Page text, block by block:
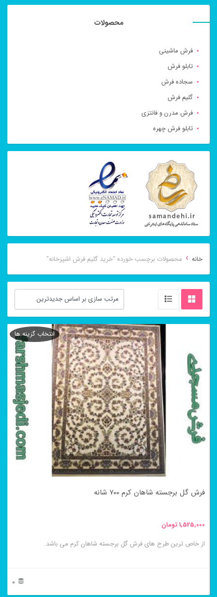
محصولات
فرش ماشینی
تابلو فرش
سجاده فرش
گلیم فرش
فرش مدرن و فانتزی
تابلو فرش چهره
خانه › محصولات برچسب خورده “خرید گلیم فرش اشپزخانه”
فرش گل برجسته شاهان کرم ۷۰۰ شانه
1,525,000تومان
از خاص ترین طرح های فرش گل برجسته شاهان کرم می باشد.
0
انتخاب گزینه ها